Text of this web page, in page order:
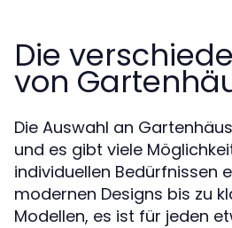
Die
von
Die Auswahl an
und es gibt viele
individuellen Bedürfnissen
modernen Designs bis zu
Modellen, es ist für jeden